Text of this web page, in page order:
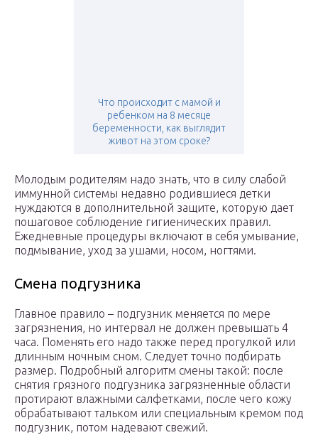
Что происходит с мамой и
ребенком на 8 месяце
беременности, как выглядит
живот на этом сроке?
Молодым родителям надо знать, что в силу слабой
иммунной системы недавно родившиеся детки
нуждаются в дополнительной защите, которую дает
пошаговое соблюдение гигиенических правил.
Ежедневные процедуры включают в себя умывание,
подмывание, уход за ушами, носом, ногтями.
Смена подгузника
Главное правило – подгузник меняется по мере
загрязнения, но интервал не должен превышать 4
часа. Поменять его надо также перед прогулкой или
длинным ночным сном. Следует точно подбирать
размер. Подробный алгоритм смены такой: после
снятия грязного подгузника загрязненные области
протирают влажными салфетками, после чего кожу
обрабатывают тальком или специальным кремом под
подгузник, потом надевают свежий.